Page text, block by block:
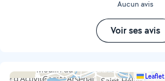
Aucun avis
Voir ses avis
Leaflet